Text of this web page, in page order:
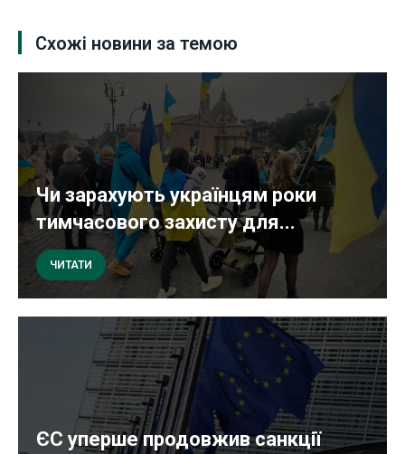
Схожі новини за темою
Чи зарахують українцям роки
тимчасового захисту для...
ЧИТАТИ
ЄС уперше продовжив санкції